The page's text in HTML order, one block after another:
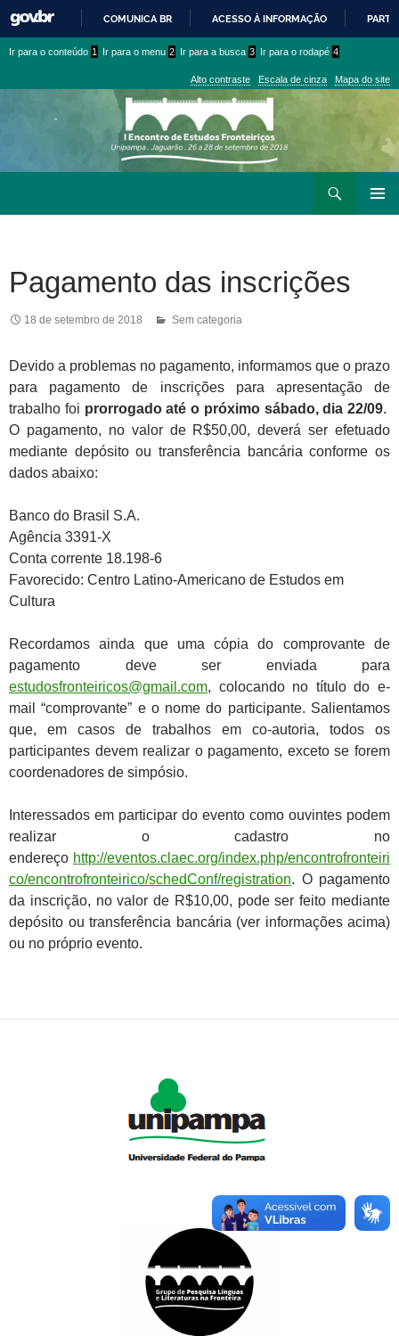
PARA
CONTEÚDO
COMUNICA BR ACESSO À INFORMAÇÃO
conteúdo
menu
Ir para o conteúdo 1 Ir para o menu 2 Ir para a busca 3 Ir para o rodapé 4
Alto contraste Escala de cinza Mapa do site
Pagamento das inscrições
18 de setembro de 2018 Sem categoria
Devido a problemas no pagamento, informamos que o prazo
para pagamento de inscrições para apresentação de
trabalho foi prorrogado até o próximo sábado, dia 22/09.
O pagamento, no valor de R$50,00, deverá ser efetuado
mediante depósito ou transferência bancária conforme os
dados abaixo:
Banco do Brasil S.A.
Agência 3391-X
Conta corrente 18.198-6
Favorecido: Centro Latino-Americano de Estudos em
Cultura
Recordamos ainda que uma cópia do comprovante de
pagamento deve ser enviada para
estudosfronteiricos@gmail.com, colocando no título do e-
mail “comprovante” e o nome do participante. Salientamos
que, em casos de trabalhos em co-autoria, todos os
participantes devem realizar o pagamento, exceto se forem
coordenadores de simpósio.
Interessados em participar do evento como ouvintes podem
realizar o cadastro no
endereço http://eventos.claec.org/index.php/encontrofronteiri
co/encontrofronteirico/schedConf/registration. O pagamento
da inscrição, no valor de R$10,00, pode ser feito mediante
depósito ou transferência bancária (ver informações acima)
ou no próprio evento.